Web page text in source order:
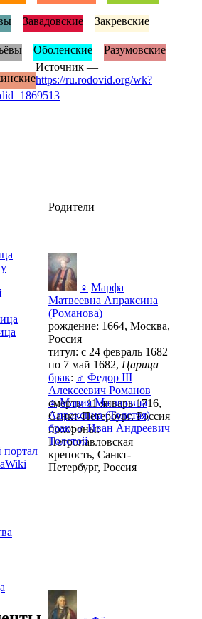
Родители
♀ Марфа
Матвеевна Апраксина
(Романова)
рождение: 1664, Москва,
Россия
титул: с 24 февраль 1682
по 7 май 1682, Царица
брак: ♂ Федор III
Алексеевич Романов
смерть: 11 январь 1716,
Санкт-Петербург, Россия
похороны:
Петропавловская
крепость, Санкт-
Петербург, Россия
♀ Мария Матвеевна
Апраксина (Толстая)
брак:♂ Иван Андреевич
Толстой
Завадовские Закревские
Оболенские Разумовские
Источник —
https://ru.rodovid.org/wk?
портал